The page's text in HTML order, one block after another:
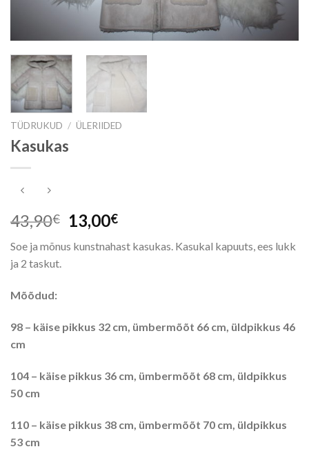
TÜDRUKUD / ÜLERIIDED
Kasukas
43,90€
Algne
hind
oli:
13,00€Praegune
on:
Soe ja mõnus kunstnahast kasukas. Kasukal kapuuts, ees lukk
ja 2 taskut.
Mõõdud:
98 – käise pikkus 32 cm, ümbermõõt 66 cm, üldpikkus 46
cm
104 – käise pikkus 36 cm, ümbermõõt 68 cm, üldpikkus
50 cm
110 – käise pikkus 38 cm, ümbermõõt 70 cm, üldpikkus
53 cm